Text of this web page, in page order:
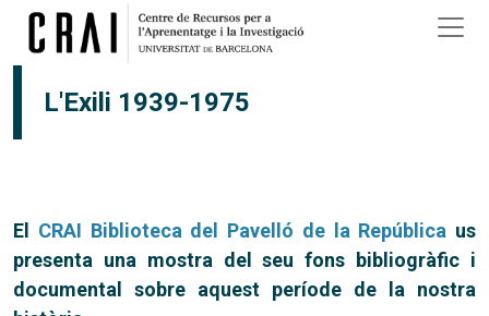
Vés al contingut
L'Exili 1939-1975
El CRAI Biblioteca del Pavelló de la República us
presenta una mostra del seu fons bibliogràfic i
documental sobre aquest període de la nostra